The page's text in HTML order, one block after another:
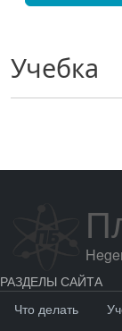
Учебка
РАЗДЕЛЫ САЙТА
Что делать